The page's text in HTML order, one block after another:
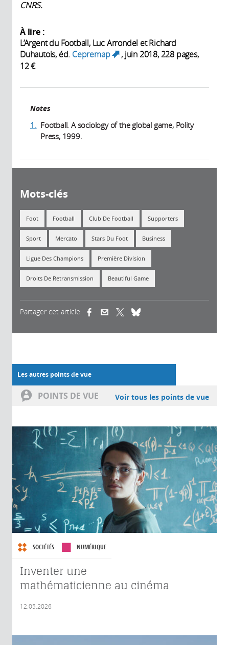
CNRS.
À lire :
L’Argent du Football, Luc Arrondel et Richard
Duhautois, éd. Cepremap (link is external)
, juin 2018, 228 pages,
12 €
Notes
1. Football. A sociology of the global game, Polity
Press, 1999.
Mots-clés
Foot Football Club De Football Supporters
Sport Mercato Stars Du Foot Business
Ligue Des Champions Première Division
Droits De Retransmission Beautiful Game
Partager cet article (link is external)(link is external)
Les autres points de vue
POINTS DE VUE Voir tous les points de vue
SOCIÉTÉS NUMÉRIQUE
Inventer une
mathématicienne au cinéma
12.05.2026